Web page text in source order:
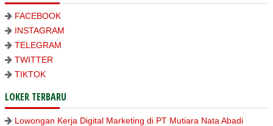
FACEBOOK
INSTAGRAM
TELEGRAM
TWITTER
TIKTOK
LOKER TERBARU
Lowongan Kerja Digital Marketing di PT Mutiara Nata Abadi